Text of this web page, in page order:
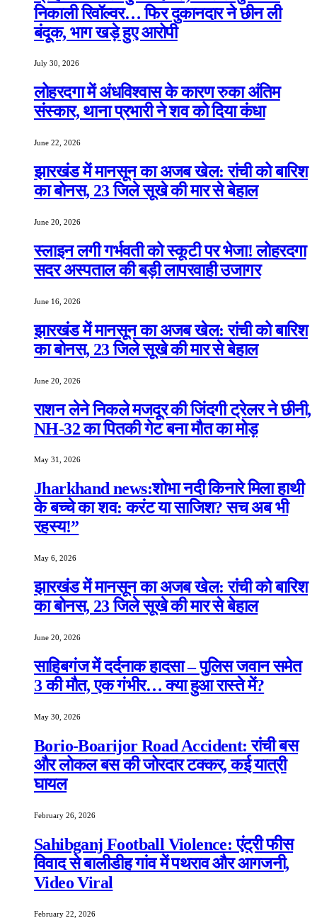
निकाली रिवॉल्वर… फिर दुकानदार ने छीन ली
बंदूक, भाग खड़े हुए आरोपी
July 30, 2026
लोहरदगा में अंधविश्वास के कारण रुका अंतिम
संस्कार, थाना प्रभारी ने शव को दिया कंधा
June 22, 2026
झारखंड में मानसून का अजब खेल: रांची को बारिश
का बोनस, 23 जिले सूखे की मार से बेहाल
June 20, 2026
स्लाइन लगी गर्भवती को स्कूटी पर भेजा! लोहरदगा
सदर अस्पताल की बड़ी लापरवाही उजागर
June 16, 2026
झारखंड में मानसून का अजब खेल: रांची को बारिश
का बोनस, 23 जिले सूखे की मार से बेहाल
June 20, 2026
राशन लेने निकले मजदूर की जिंदगी ट्रेलर ने छीनी,
NH-32 का पितकी गेट बना मौत का मोड़
May 31, 2026
Jharkhand news:शोभा नदी किनारे मिला हाथी
के बच्चे का शव: करंट या साजिश? सच अब भी
रहस्य!”
May 6, 2026
झारखंड में मानसून का अजब खेल: रांची को बारिश
का बोनस, 23 जिले सूखे की मार से बेहाल
June 20, 2026
साहिबगंज में दर्दनाक हादसा – पुलिस जवान समेत
3 की मौत, एक गंभीर… क्या हुआ रास्ते में?
May 30, 2026
Borio-Boarijor Road Accident: रांची बस
और लोकल बस की जोरदार टक्कर, कई यात्री
घायल
February 26, 2026
Sahibganj Football Violence: एंट्री फीस
विवाद से बालीडीह गांव में पथराव और आगजनी,
Video Viral
February 22, 2026